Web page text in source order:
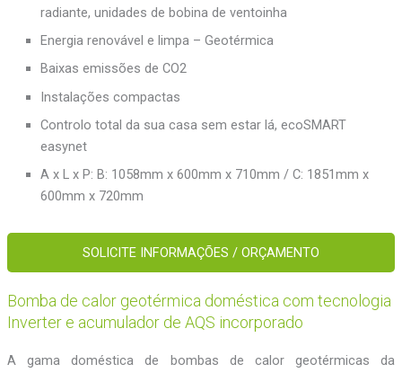
Bomba de calor geotérmica doméstica com tecnologia
Inverter e acumulador de AQS incorporado
A gama doméstica de bombas de calor geotérmicas da
radiante, unidades de bobina de ventoinha
Energia renovável e limpa – Geotérmica
Baixas emissões de CO2
Instalações compactas
Controlo total da sua casa sem estar lá, ecoSMART
easynet
A x L x P: B: 1058mm x 600mm x 710mm / C: 1851mm x
600mm x 720mm
SOLICITE INFORMAÇÕES / ORÇAMENTO